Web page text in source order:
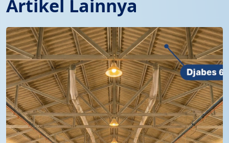
Artikel Lainnya